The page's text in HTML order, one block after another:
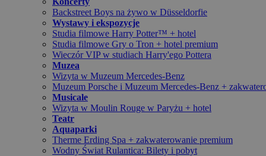
Backstreet Boys na żywo w Düsseldorfie
Wystawy i ekspozycje
Studia filmowe Harry Potter™ + hotel
Studia filmowe Gry o Tron + hotel premium
Wieczór VIP w studiach Harry'ego Pottera
Muzea
Wizyta w Muzeum Mercedes-Benz
Muzeum Porsche i Muzeum Mercedes-Benz +
Musicale
Wizyta w Moulin Rouge w Paryżu + hotel
Teatr
Aquaparki
Therme Erding Spa + zakwaterowanie premium
Wodny Świat Rulantica: Bilety i pobyt